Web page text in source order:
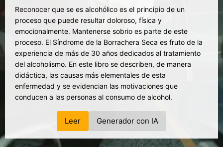
Reconocer que se es alcohólico es el principio de un
proceso que puede resultar doloroso, física y
emocionalmente. Mantenerse sobrio es parte de este
proceso. El Síndrome de la Borrachera Seca es fruto de la
experiencia de más de 30 años dedicados al tratamiento
del alcoholismo. En este libro se describen, de manera
didáctica, las causas más elementales de esta
enfermedad y se evidencian las motivaciones que
conducen a las personas al consumo de alcohol.
Leer Generador con IA